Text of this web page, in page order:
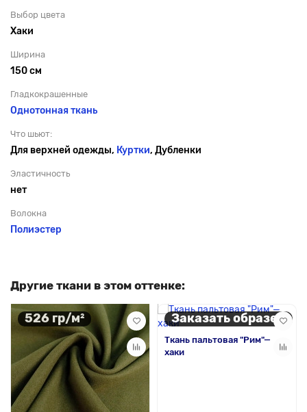
Выбор цвета
Хаки
Ширина
150 см
Гладкокрашенные
Однотонная ткань
Что шьют:
Для верхней одежды, Куртки, Дубленки
Эластичность
нет
Волокна
Полиэстер
Другие ткани в этом оттенке:
526 гр/м² Заказать образец
Ткань пальтовая "Рим"—
хаки